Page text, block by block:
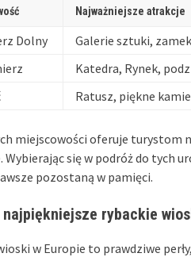
Najważniejsze atrakcje
Dolny Galerie sztuki,
Katedra, Rynek,
Ratusz, piękne
miejscowości oferuje turystom
Wybierając się w podróż do tych
pozostaną w pamięci.
rybackie
w Europie to prawdziwe